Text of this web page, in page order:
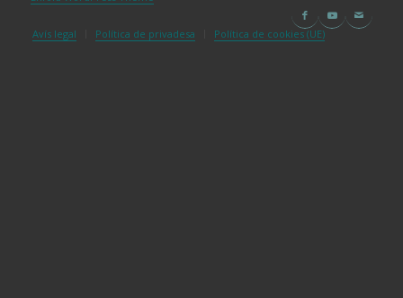
Avís legal Política de privadesa Política de cookies (UE)